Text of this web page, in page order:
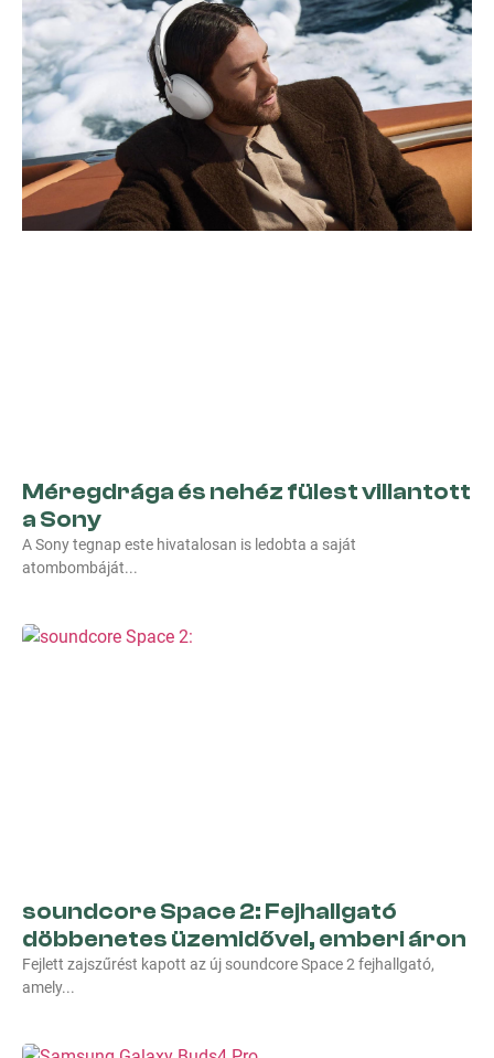
Méregdrága és nehéz fülest villantott
a Sony
A Sony tegnap este hivatalosan is ledobta a saját
atombombáját
soundcore Space 2: Fejhallgató
döbbenetes üzemidővel, emberi áron
Fejlett zajszűrést kapott az új soundcore Space 2 fejhallgató,
amely